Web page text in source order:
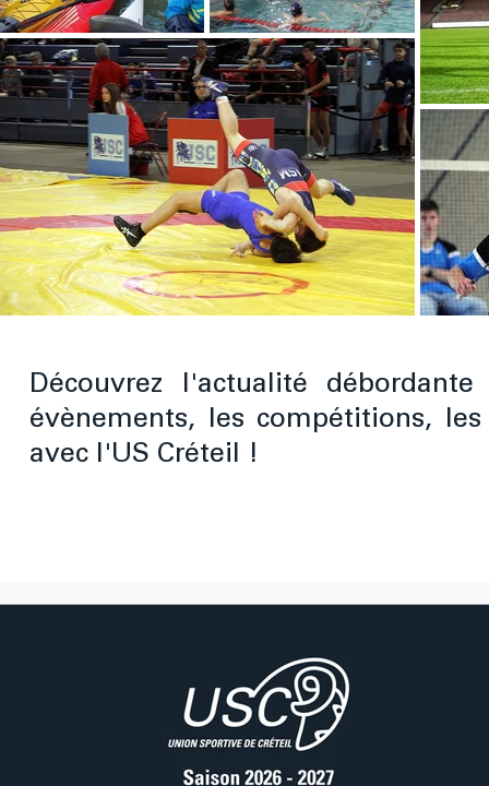
Découvrez l'actualité
évènements, les compétitions,
avec l'US Créteil !